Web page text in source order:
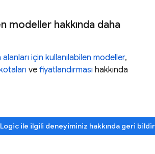
modeller hakkında daha
alanları için kullanılabilen modeller,
ve fiyatlandırması hakkında
ile ilgili deneyiminiz hakkında geri